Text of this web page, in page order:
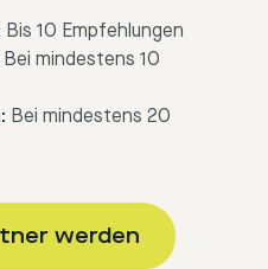
Bis 10 Empfehlungen
Bei mindestens 10
Bei mindestens 20
werden